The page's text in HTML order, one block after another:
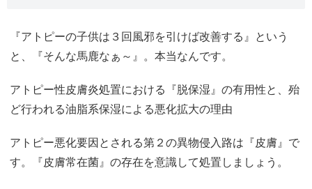
『アトピーの子供は３回風邪を引けば改善する』という
と、『そんな馬鹿なぁ～』。本当なんです。
アトピー性皮膚炎処置における『脱保湿』の有用性と、殆
ど行われる油脂系保湿による悪化拡大の理由
アトピー悪化要因とされる第２の異物侵入路は『皮膚』で
す。『皮膚常在菌』の存在を意識して処置しましょう。